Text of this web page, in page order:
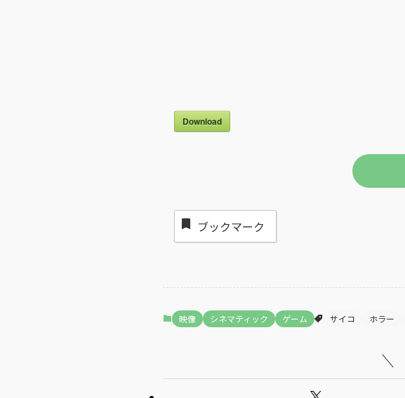
Download
ブックマーク
映像 シネマティック ゲーム サイコ ホラー